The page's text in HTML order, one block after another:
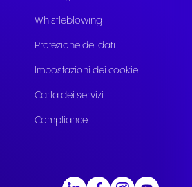
Whistleblowing
Protezione dei dati
Impostazioni dei cookie
Carta dei servizi
Compliance